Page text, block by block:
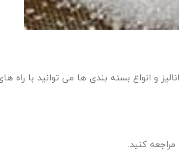
و انواع بسته بندی ها می توانید با راه
مراجعه کنید.